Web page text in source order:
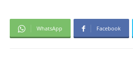
WhatsApp Facebook